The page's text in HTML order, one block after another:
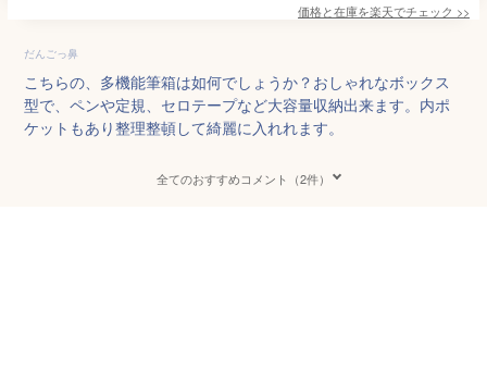
価格と在庫を楽天でチェック >>
だんごっ鼻
こちらの、多機能筆箱は如何でしょうか？おしゃれなボックス
型で、ペンや定規、セロテープなど大容量収納出来ます。内ポ
ケットもあり整理整頓して綺麗に入れれます。
全てのおすすめコメント（2件）